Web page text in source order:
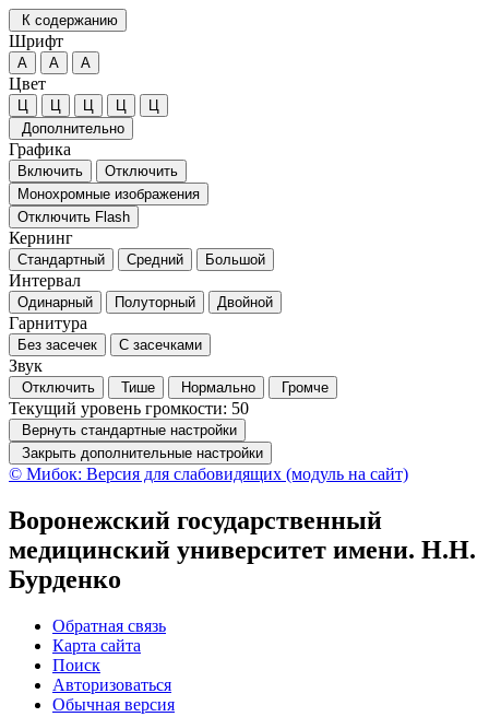
К содержанию
Шрифт
А А А
Цвет
Ц Ц Ц Ц
Ц
Дополнительно
Графика
Включить
Отключить
Монохромные изображения
Отключить Flash
Кернинг
Стандартный Средний Большой
Интервал
Одинарный Полуторный Двойной
Гарнитура
Без засечек С засечками
Звук
Отключить Тише Нормально Громче
Текущий уровень громкости: 50
Вернуть стандартные настройки
Закрыть дополнительные настройки
© Мибок: Версия для слабовидящих (модуль на сайт)
Воронежский государственный
медицинский университет имени. Н.Н.
Бурденко
Обратная связь
Карта сайта
Поиск
Авторизоваться
Обычная версия